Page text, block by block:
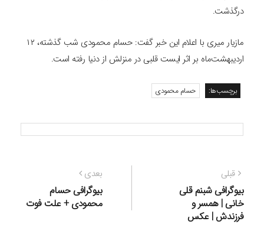
درگذشت.
مازیار میری با اعلام این خبر گفت: حسام محمودی شب گذشته، ۱۲
اردیبهشت‌ماه بر اثر ایست قلبی در منزلش از دنیا رفته است.
برچسب‌ها: حسام محمودی
راهبری
نوشته
قبلی
قبلی:
بیوگرافی شبنم قلی
خانی | همسر و
فرزندش | عکس
بعدی
بعدی:
بیوگرافی حسام
محمودی + علت فوت